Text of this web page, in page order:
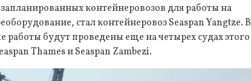
контейнеровозов для работы на
стал контейнеровоз Seaspan Yangtze. В
будут проведены еще на четырех судах этого
Thames и Seaspan Zambezi.